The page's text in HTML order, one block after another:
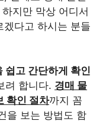
지만 막상 어디서
겠다고 하시는 분들
쉽고 간단하게 확인
려 합니다. 경매 물
확인 절차까지 꼼
을 보는 방법도 함